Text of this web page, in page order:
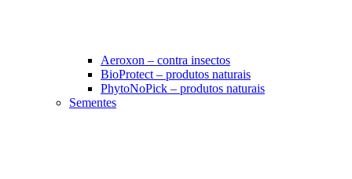
Aeroxon – contra insectos
BioProtect – produtos naturais
PhytoNoPick – produtos naturais
Sementes